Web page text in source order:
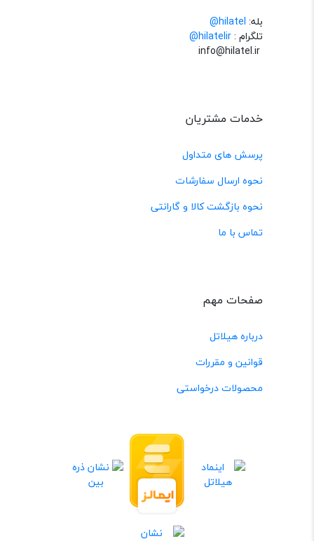
بله: hilatel@
تلگرام :@hilatelir
خدمات مشتریان
پرسش های متداول
نحوه ارسال سفارشات
نحوه بازگشت کالا و گارانتی
تماس با ما
صفحات مهم
درباره هیلاتل
قوانین و مقررات
محصولات درخواستی